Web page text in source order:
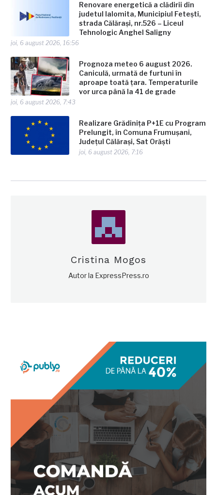
Renovare energetică a clădirii din
judetul Ialomita, Municipiul Fetești,
strada Călărași, nr.526 – Liceul
Tehnologic Anghel Saligny
joi, 6 august 2026, 16:56
Prognoza meteo 6 august 2026.
Caniculă, urmată de furtuni în
aproape toată țara. Temperaturile
vor urca până la 41 de grade
joi, 6 august 2026, 7:43
Realizare Grădinița P+1E cu Program
Prelungit, în Comuna Frumușani,
Județul Călărași, Sat Orăști
joi, 6 august 2026, 7:16
Cristina Mogos
Autor la ExpressPress.ro